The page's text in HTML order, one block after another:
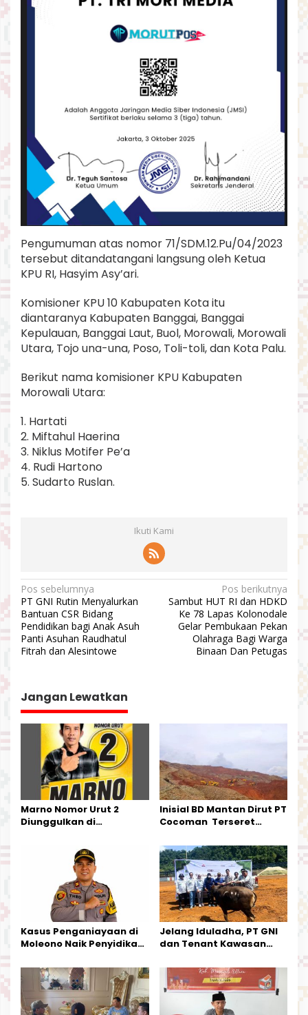
Pengumuman atas nomor 71/SDM.12.Pu/04/2023
tersebut ditandatangani langsung oleh Ketua
KPU RI, Hasyim Asy’ari.
Komisioner KPU 10 Kabupaten Kota itu
diantaranya Kabupaten Banggai, Banggai
Kepulauan, Banggai Laut, Buol, Morowali, Morowali
Utara, Tojo una-una, Poso, Toli-toli, dan Kota Palu.
Berikut nama komisioner KPU Kabupaten
Morowali Utara:
1. Hartati
2. Miftahul Haerina
3. Niklus Motifer Pe’a
4. Rudi Hartono
5. Sudarto Ruslan.
Ikuti Kami
N
a
v
i
a
s
i
Pos sebelumnya
PT GNI Rutin Menyalurkan
Bantuan CSR Bidang
Pendidikan bagi Anak Asuh
Panti Asuhan Raudhatul
Fitrah dan Alesintowe
Pos berikutnya
Sambut HUT RI dan HDKD
Ke 78 Lapas Kolonodale
Gelar Pembukaan Pekan
Olahraga Bagi Warga
Binaan Dan Petugas
Jangan Lewatkan
Marno Nomor Urut 2
Diunggulkan di
Kesederhanaannya Jadi
Harapan Warga
Inisial BD Mantan Dirut PT
Cocoman Terseret
Tata Kelola Tambang
Kalimantan Barat
Kasus Penganiayaan di
Moleono Naik Penyidikan,
Kesempatan Terakhir
Jelang Iduladha, PT GNI
dan Tenant Kawasan
Kurban